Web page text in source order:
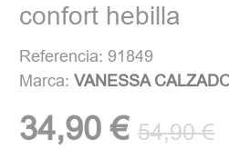
confort hebilla
Referencia: 91849
Marca:VANESSA
34,90 € 54,90 €